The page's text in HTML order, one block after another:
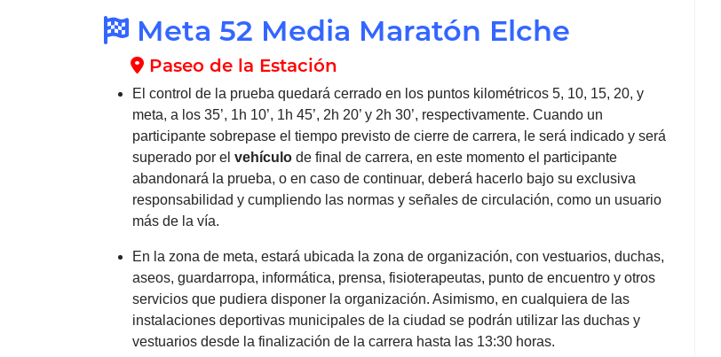
Meta 52 Media Maratón Elche
Paseo de la Estación
El control de la prueba quedará cerrado en los puntos kilométricos 5, 10, 15, 20, y
meta, a los 35’, 1h 10’, 1h 45’, 2h 20’ y 2h 30’, respectivamente. Cuando un
participante sobrepase el tiempo previsto de cierre de carrera, le será indicado y será
superado por el vehículo de final de carrera, en este momento el participante
abandonará la prueba, o en caso de continuar, deberá hacerlo bajo su exclusiva
responsabilidad y cumpliendo las normas y señales de circulación, como un usuario
más de la vía.
En la zona de meta, estará ubicada la zona de organización, con vestuarios, duchas,
aseos, guardarropa, informática, prensa, fisioterapeutas, punto de encuentro y otros
servicios que pudiera disponer la organización. Asimismo, en cualquiera de las
instalaciones deportivas municipales de la ciudad se podrán utilizar las duchas y
vestuarios desde la finalización de la carrera hasta las 13:30 horas.